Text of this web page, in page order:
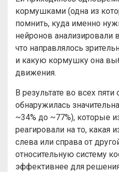
кормушками (одна из
помнить, куда именно
нейронов анализировали
что направлялось
и какую кормушку она
движения.
В результате во всех пяти
обнаружилась
~34% до ~77%), которые
реагировали на то, какая
слева или справа от
относительную систему
эффективнее для